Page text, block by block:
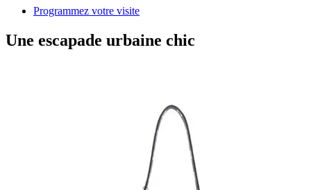
Programmez votre visite
Une escapade urbaine chic